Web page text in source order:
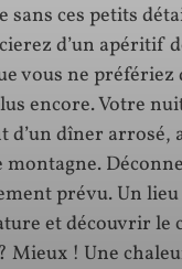
sans ces petits
d’un apéritif
vous ne préfériez
encore. Votre
d’un dîner arrosé,
prévu. Un
et découvrir le
Mieux ! Une